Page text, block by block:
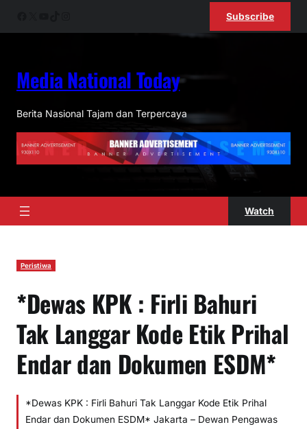
Subscribe
Media National Today
Berita Nasional Tajam dan Terpercaya
Watch
Peristiwa
*Dewas KPK : Firli Bahuri
Tak Langgar Kode Etik Prihal
Endar dan Dokumen ESDM*
*Dewas KPK : Firli Bahuri Tak Langgar Kode Etik Prihal
Endar dan Dokumen ESDM* Jakarta – Dewan Pengawas